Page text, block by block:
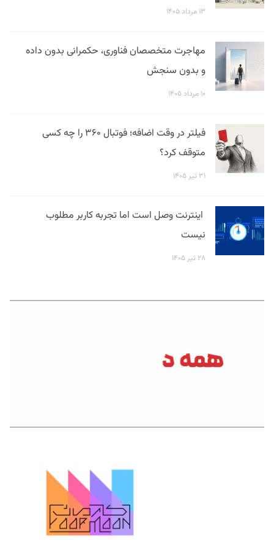
۱۳ مرداد ۱۴۰۵
مهاجرت متخصصان فناوری، حکمرانی بدون داده
و بدون سنجش
۱۰ مرداد ۱۴۰۵
فیلتر در وقت اضافه؛ فوتبال ۳۶۰ را چه کسی
متوقف کرد؟
۳۱ تیر ۱۴۰۵
اینترنت وصل است اما تجربه کاربر مطلوب
نیست
۲۸ تیر ۱۴۰۵